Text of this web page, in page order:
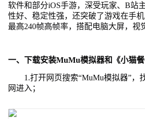
软件和部分iOS手游，深受玩家、B站
性好、稳定性强，还突破了游戏在手
最高240帧高帧率，搭配电脑大屏，视
一、下载安装MuMu模拟器和《小猫餐
1.打开网页搜索“MuMu模拟器”，
网进入；